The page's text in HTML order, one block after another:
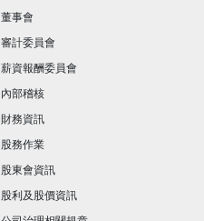
董事會
審計委員會
薪資報酬委員會
內部稽核
財務資訊
股務作業
股東會資訊
股利及股價資訊